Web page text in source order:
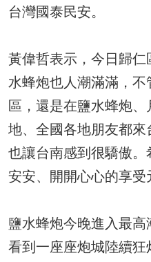
台灣國泰民安。
黃偉哲表示，今日歸
水蜂炮也人潮滿滿，
區，還是在鹽水蜂炮
地、全國各地朋友都來
也讓台南感到很驕傲
安安、開開心心的享受
鹽水蜂炮今晚進入最
看到一座座炮城陸續